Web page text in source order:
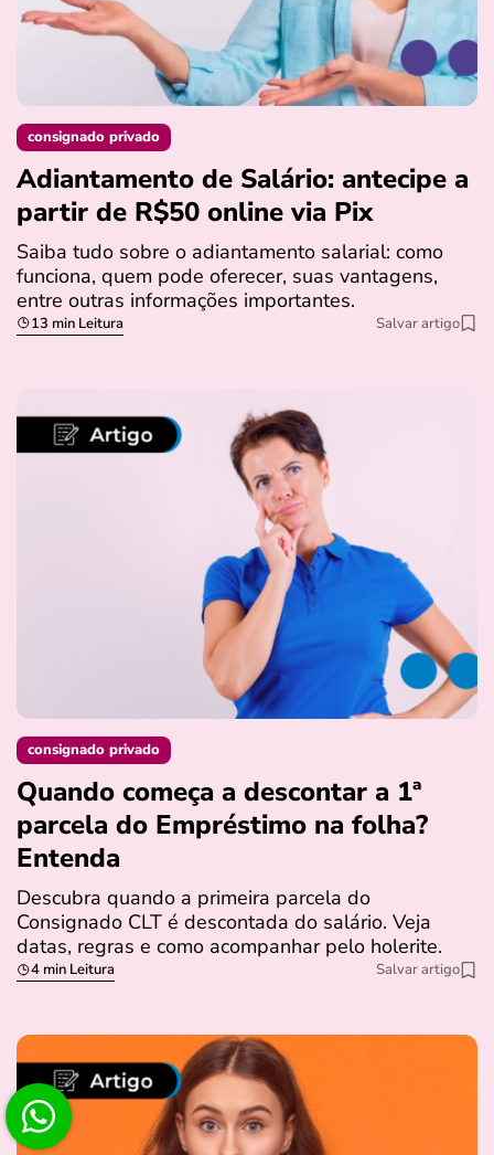
consignado privado
Adiantamento de Salário: antecipe a
partir de R$50 online via Pix
Saiba tudo sobre o adiantamento salarial: como
funciona, quem pode oferecer, suas vantagens,
entre outras informações importantes.
13 min Leitura Salvar artigo
consignado privado
Quando começa a descontar a 1ª
parcela do Empréstimo na folha?
Entenda
Descubra quando a primeira parcela do
Consignado CLT é descontada do salário. Veja
datas, regras e como acompanhar pelo holerite.
4 min Leitura Salvar artigo